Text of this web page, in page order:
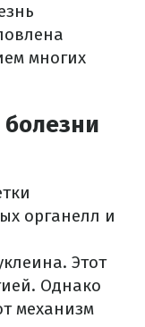
многих
органелл и
Этот
Однако
механизм